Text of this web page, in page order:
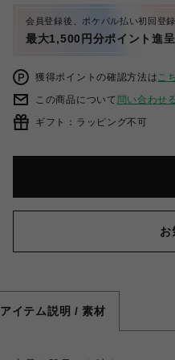
【丈が選べる】ワンショルリボ
会員登録後、ポケパル払い初回登
最大1,500円分ポイント進呈
獲得ポイントの確認方法はこ
この商品について 問い合わせ
ギフト：ラッピング不可
お
アイテム説明 / 素材